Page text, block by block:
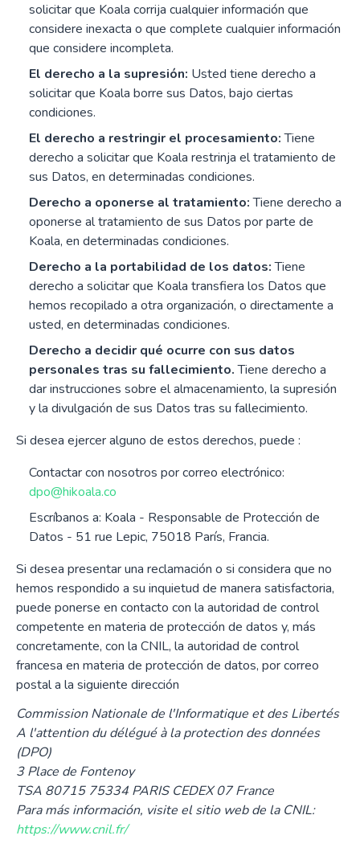
solicitar que Koala corrija cualquier información que
considere inexacta o que complete cualquier información
que considere incompleta.
El derecho a la supresión: Usted tiene derecho a
solicitar que Koala borre sus Datos, bajo ciertas
condiciones.
El derecho a restringir el procesamiento:Tiene
derecho a solicitar que Koala restrinja el tratamiento de
sus Datos, en determinadas condiciones.
Derecho a oponerse al tratamiento:Tiene derecho a
oponerse al tratamiento de sus Datos por parte de
Koala, en determinadas condiciones.
Derecho a la portabilidad de los datos:Tiene
derecho a solicitar que Koala transfiera los Datos que
hemos recopilado a otra organización, o directamente a
usted, en determinadas condiciones.
Derecho a decidir qué ocurre con sus datos
personales tras su fallecimiento.Tiene derecho a
dar instrucciones sobre el almacenamiento, la supresión
y la divulgación de sus Datos tras su fallecimiento.
Si desea ejercer alguno de estos derechos, puede :
Contactar con nosotros por correo electrónico:
dpo@hikoala.co
Escríbanos a: Koala - Responsable de Protección de
Datos - 51 rue Lepic, 75018 París, Francia.
Si desea presentar una reclamación o si considera que no
hemos respondido a su inquietud de manera satisfactoria,
puede ponerse en contacto con la autoridad de control
competente en materia de protección de datos y, más
concretamente, con la CNIL, la autoridad de control
francesa en materia de protección de datos, por correo
postal a la siguiente dirección
Commission Nationale de l'Informatique et des Libertés
A l'attention du délégué à la protection des données
(DPO)
3 Place de Fontenoy
TSA 80715 75334 PARIS CEDEX 07 France
Para más información, visite el sitio web de la CNIL:
https://www.cnil.fr/